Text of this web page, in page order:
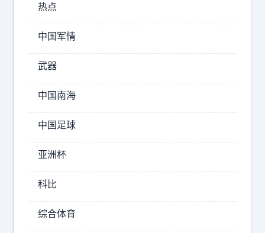
高
苗
作
出
表
态
，
这
一
次
日
本
的
热点
中国军情
武器
中国南海
中国足球
亚洲杯
科比
综合体育